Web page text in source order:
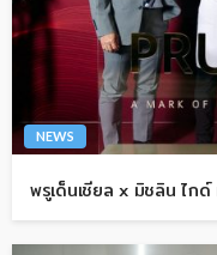
NEWS
พรูเด็นเชียล x มิชลิน ไก